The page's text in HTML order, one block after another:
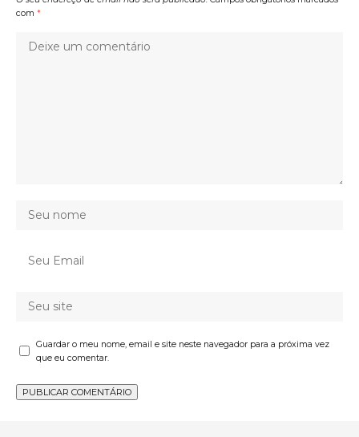
com *
Guardar o meu nome, email e site neste navegador para a próxima vez
que eu comentar.